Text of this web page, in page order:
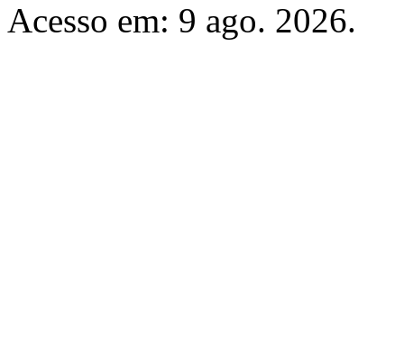
Acesso em: 9 ago. 2026.